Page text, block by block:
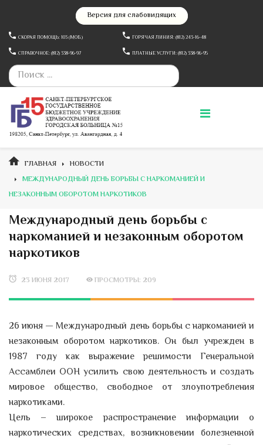
Версия для слабовидящих
СКОРАЯ ПОМОЩЬ: 103 (МОБ.)
СПРАВОЧНОЕ: (812) 338-96-97
ГОРЯЧАЯ ЛИНИЯ: (812) 243-16-48
ПЛАТНЫЕ УСЛУГИ: (812) 338-96-95
ГЛАВНАЯ
НОВОСТИ
МЕЖДУНАРОДНЫЙ ДЕНЬ БОРЬБЫ С НАРКОМАНИЕЙ И
НЕЗАКОННЫМ ОБОРОТОМ НАРКОТИКОВ
Международный день борьбы с
наркоманией и незаконным оборотом
наркотиков
23 ИЮНЯ 2017 ПРОСМОТРЫ: 209
26 июня — Международный день борьбы с наркоманией и
незаконным оборотом наркотиков. Он был учрежден в
1987 году как выражение решимости Генеральной
Ассамблеи ООН усилить свою деятельность и создать
мировое общество, свободное от злоупотребления
наркотиками.
Цель – широкое распространение информации о
наркотических средствах, возникновении болезненной